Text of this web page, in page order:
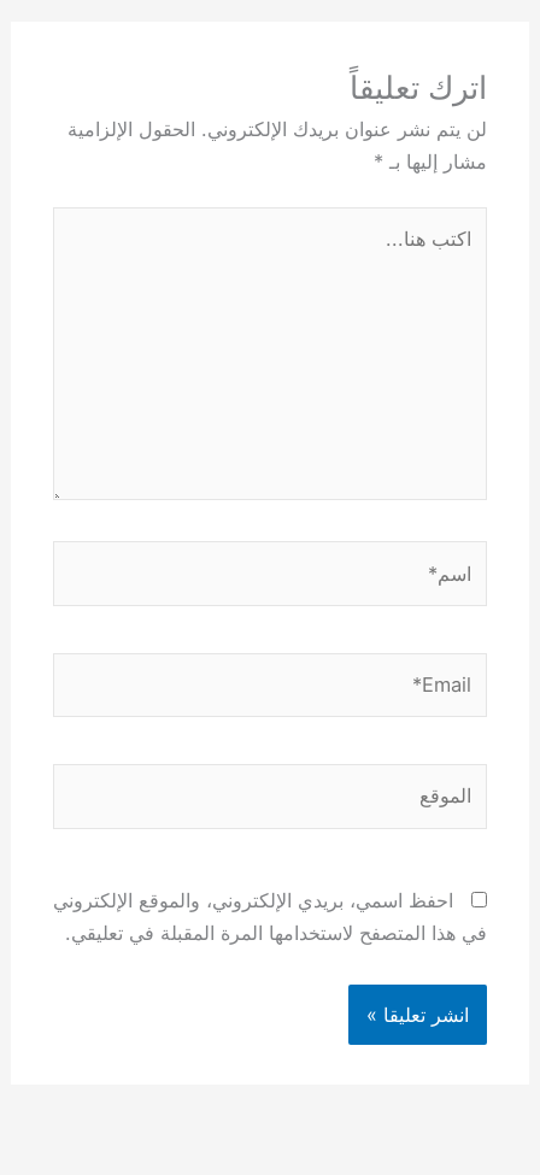
اترك تعليقاً
لن يتم نشر عنوان بريدك الإلكتروني. الحقول الإلزامية
مشار إليها بـ *
احفظ اسمي، بريدي الإلكتروني، والموقع الإلكتروني
في هذا المتصفح لاستخدامها المرة المقبلة في تعليقي.